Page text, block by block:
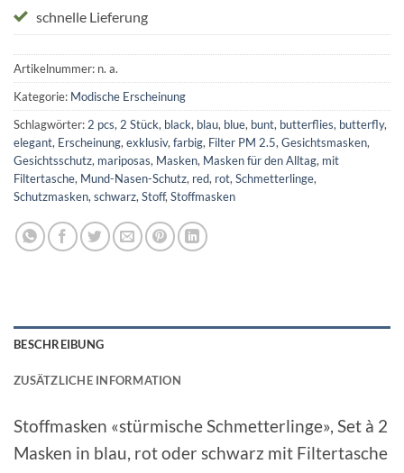
schnelle Lieferung
Artikelnummer: n. a.
Kategorie: Modische Erscheinung
Schlagwörter: 2 pcs, 2 Stück, black, blau, blue, bunt, butterflies, butterfly,
elegant, Erscheinung, exklusiv, farbig, Filter PM 2.5, Gesichtsmasken,
Gesichtsschutz, mariposas, Masken, Masken für den Alltag, mit
Filtertasche, Mund-Nasen-Schutz, red, rot, Schmetterlinge,
Schutzmasken, schwarz, Stoff, Stoffmasken
BESCHREIBUNG
ZUSÄTZLICHE INFORMATION
Stoffmasken «stürmische Schmetterlinge», Set à 2
Masken in blau, rot oder schwarz mit Filtertasche